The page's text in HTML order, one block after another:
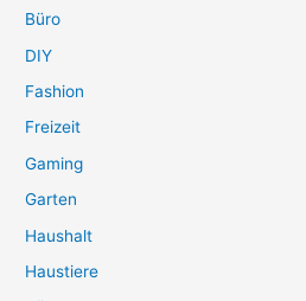
Büro
DIY
Fashion
Freizeit
Gaming
Garten
Haushalt
Haustiere